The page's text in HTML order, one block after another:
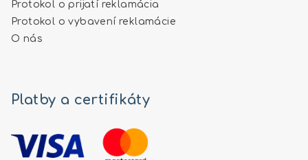
Protokol o prijatí reklamácia
Protokol o vybavení reklamácie
O nás
Platby a certifikáty